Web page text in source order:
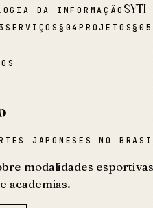
DA INFORMAÇÃO SYTI
SERVIÇOS § 04PROJETOS§05
JAPONESES NO
modalidades
academias.